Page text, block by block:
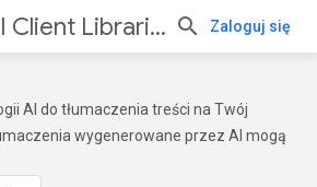
Client Libraries Zaloguj się
AI do tłumaczenia treści na Twój
wygenerowane przez AI mogą